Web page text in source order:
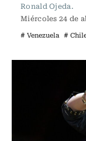
Ronald Ojeda.
Miércoles 24 de
# Venezuela #